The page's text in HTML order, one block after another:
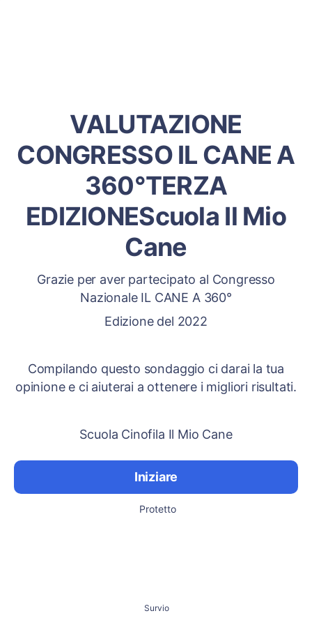
VALUTAZIONE
CONGRESSO IL CANE A
360°TERZA
EDIZIONEScuola Il Mio
Cane
Grazie per aver partecipato al Congresso
Nazionale IL CANE A 360°
Edizione del 2022
Compilando questo sondaggio ci darai la tua
opinione e ci aiuterai a ottenere i migliori risultati.
Scuola Cinofila Il Mio Cane
Iniziare
Protetto
Survio